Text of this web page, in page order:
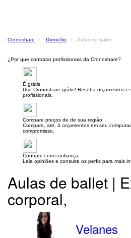
Cronoshare Domicílio Aulas de ballet
¿Por que contratar profissionais da Cronoshare?
É grátis
Use Cronoshare grátis! Receba orçamentos
profissionais.
Compare preços de de sua região.
Compare, até, 4 orçamentos em seu
compromisso.
Contrate com confiança.
Leia opiniões e consulte os perfis para mais
Aulas de ballet |
corporal,
Velanes